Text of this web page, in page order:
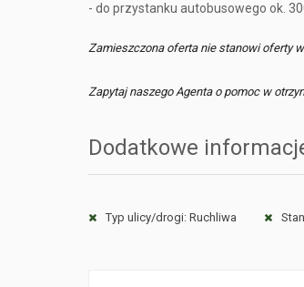
- do przystanku autobusowego ok.
Zamieszczona oferta nie stanowi oferty
Zapytaj naszego Agenta o pomoc w
Dodatkowe
Typ ulicy/drogi: Ruchliwa